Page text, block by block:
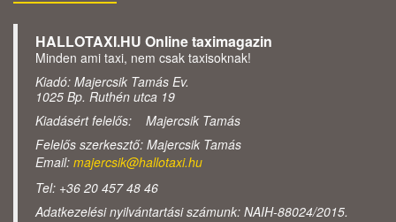
HALLOTAXI.HU Online taximagazin
Minden ami taxi, nem csak taxisoknak!
Kiadó: Majercsik Tamás Ev.
1025 Bp. Ruthén utca 19
Kiadásért felelős: Majercsik Tamás
Felelős szerkesztő: Majercsik Tamás
Email: majercsik@hallotaxi.hu
Tel: +36 20 457 48 46
Adatkezelési nyilvántartási számunk: NAIH-88024/2015.